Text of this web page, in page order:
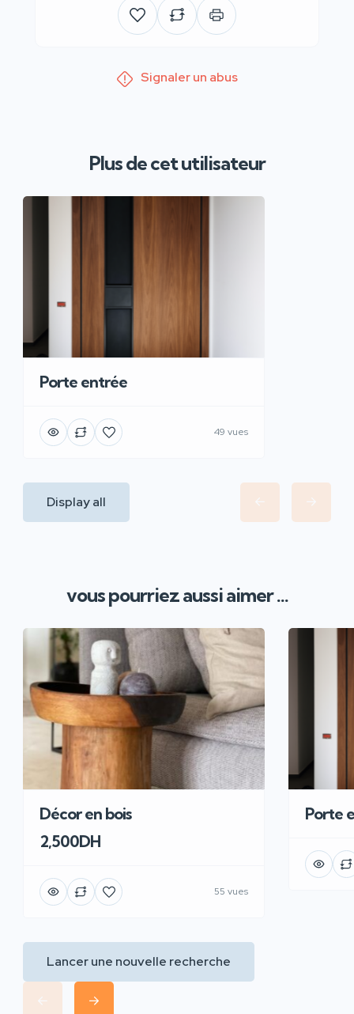
Signaler un abus
Plus de cet utilisateur
Porte entrée
49 vues
Display all
vous pourriez aussi aimer ...
Décor en bois
2,500DH
55 vues
Porte
Lancer une nouvelle recherche